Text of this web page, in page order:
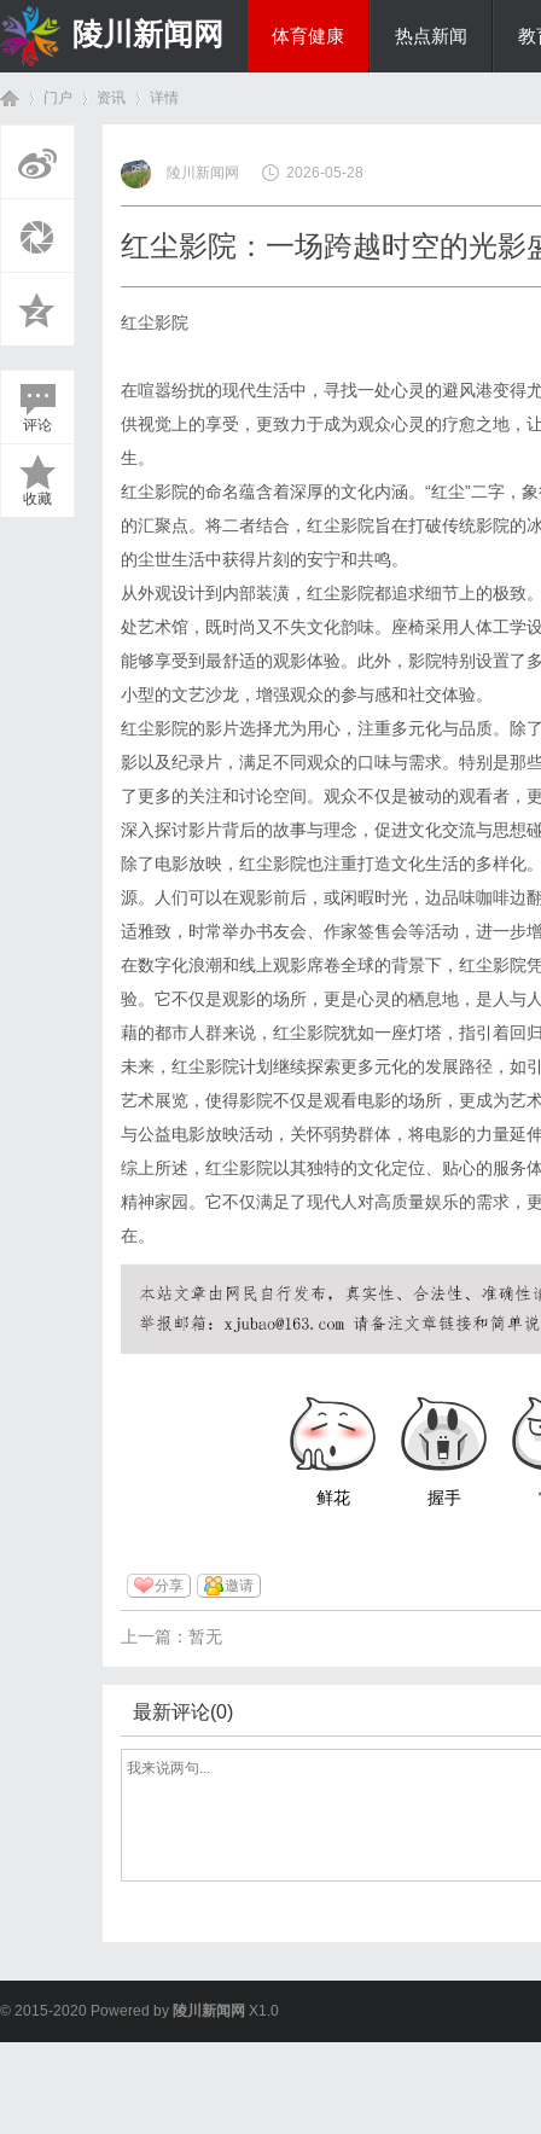
陵川新闻网 体育健康 热点新闻 教
门户 资讯
›
详情
评论
收藏
陵川新闻网 2026-05-28
红尘影院：一场跨越时空的光影
红尘影院
在喧嚣纷扰的现代生活中，寻找一处心灵的避风港变得
供视觉上的享受，更致力于成为观众心灵的疗愈之地，
生。
红尘影院的命名蕴含着深厚的文化内涵。“红尘”二字，
的汇聚点。将二者结合，红尘影院旨在打破传统影院的
的尘世生活中获得片刻的安宁和共鸣。
从外观设计到内部装潢，红尘影院都追求细节上的极致
处艺术馆，既时尚又不失文化韵味。座椅采用人体工学
能够享受到最舒适的观影体验。此外，影院特别设置了
小型的文艺沙龙，增强观众的参与感和社交体验。
红尘影院的影片选择尤为用心，注重多元化与品质。除
影以及纪录片，满足不同观众的口味与需求。特别是那
了更多的关注和讨论空间。观众不仅是被动的观看者，
深入探讨影片背后的故事与理念，促进文化交流与思想
除了电影放映，红尘影院也注重打造文化生活的多样化
源。人们可以在观影前后，或闲暇时光，边品味咖啡边
适雅致，时常举办书友会、作家签售会等活动，进一步
在数字化浪潮和线上观影席卷全球的背景下，红尘影院
验。它不仅是观影的场所，更是心灵的栖息地，是人与
藉的都市人群来说，红尘影院犹如一座灯塔，指引着回
未来，红尘影院计划继续探索更多元化的发展路径，如
艺术展览，使得影院不仅是观看电影的场所，更成为艺
与公益电影放映活动，关怀弱势群体，将电影的力量延
综上所述，红尘影院以其独特的文化定位、贴心的服务
精神家园。它不仅满足了现代人对高质量娱乐的需求，
在。
鲜花 握手
分享 邀请
上一篇：暂无
最新评论(0)
© 2015-2020 Powered by 陵川新闻网 X1.0